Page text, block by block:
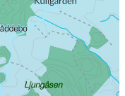
ett boende där
Här bor du i ett rofyllt
samtidigt som
centrum finns inom